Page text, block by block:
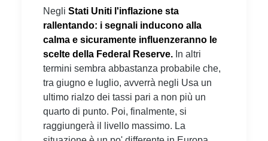
Negli Stati Uniti l'inflazione sta
rallentando: i segnali inducono alla
calma e sicuramente influenzeranno le
scelte della Federal Reserve. In altri
termini sembra abbastanza probabile che,
tra giugno e luglio, avverrà negli Usa un
ultimo rialzo dei tassi pari a non più un
quarto di punto. Poi, finalmente, si
raggiungerà il livello massimo. La